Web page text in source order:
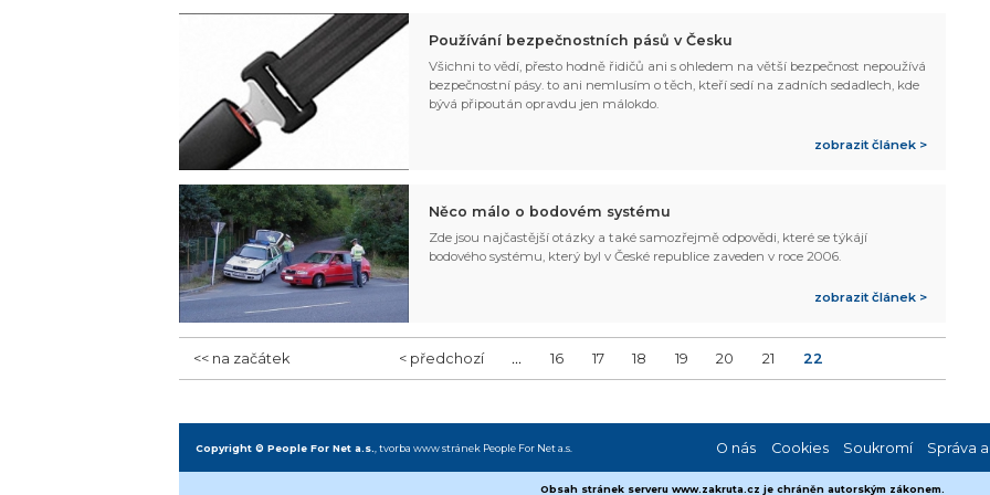
Používání bezpečnostních pásů v Česku
Všichni to vědí, přesto hodně řidičů ani s ohledem na větší bezpečnost nepoužívá
bezpečnostní pásy. to ani nemlusím o těch, kteří sedí na zadních sedadlech, kde
bývá připoután opravdu jen málokdo.
zobrazit článek >
Něco málo o bodovém systému
Zde jsou najčastější otázky a také samozřejmě odpovědi, které se týkájí
bodového systému, který byl v České republice zaveden v roce 2006.
zobrazit článek >
<< na začátek < předchozí ... 16 17 18 19 20 21 22
Copyright © People For Net a.s. tvorba www stránek People For Net a.s. O nás Cookies Soukromí Správa
Obsah stránek serveru www.zakruta.cz je chráněn autorským zákonem.